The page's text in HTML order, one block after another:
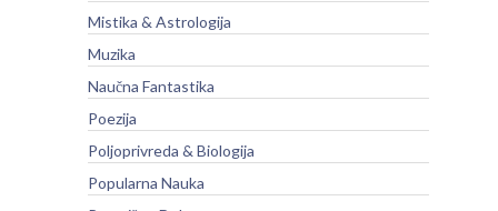
Mistika & Astrologija
Muzika
Naučna Fantastika
Poezija
Poljoprivreda & Biologija
Popularna Nauka